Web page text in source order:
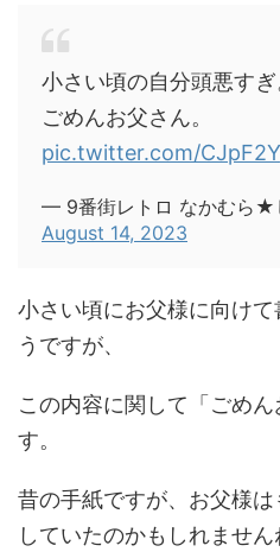
小さい頃の自分頭悪すぎ
ごめんお父さん。
pic.twitter.com/
— 9番街レトロ なかむら★
August 14, 2023
小さい頃にお父様に向け
うですが、
この内容に関して「ごめ
す。
昔の手紙ですが、お父様
していたのかもしれません